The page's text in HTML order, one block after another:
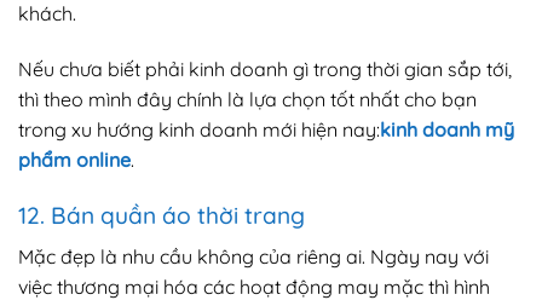
khách.
Nếu chưa biết phải kinh doanh gì trong thời gian sắp tới,
thì theo mình đây chính là lựa chọn tốt nhất cho bạn
trong xu hướng kinh doanh mới hiện nay:kinh doanh mỹ
phẩm online.
12. Bán quần áo thời trang
Mặc đẹp là nhu cầu không của riêng ai. Ngày nay với
việc thương mại hóa các hoạt động may mặc thì hình